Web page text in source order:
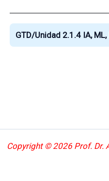
GTD/Unidad 2.1.4 IA,
Copyright © 2026 Prof. Dr.